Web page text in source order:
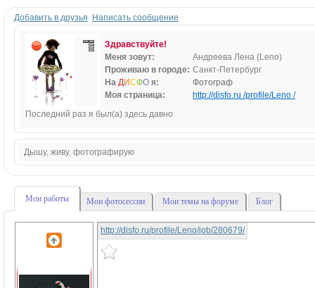
Добавить в друзья Написать сообщение
Здравствуйте!
Меня зовут:
Андреева Лена (Leno)
Проживаю в городе: Санкт-Петербург
На ДИСФО я:
Фотограф
Моя страница:
http://disfo.ru /profile/Leno /
Последний раз я был(а) здесь давно
Дышу, живу, фотографирую
Мои работы Мои фотосессии Мои темы на форуме Блог
http://disfo.ru/profile/Leno/job/280679/